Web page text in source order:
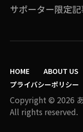
サポーター限定
HOME ABOUT US
プライバシーポリシー
Copyright © 2026
All rights reserved.